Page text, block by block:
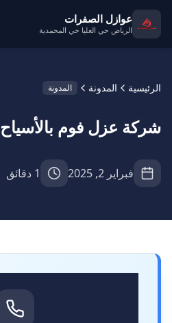
عوازل الصفرات
الرياض حي العليا حي المحمدية
الرئيسية المدونة المدونة
شركة عزل فوم بالأسياح 0506422437
فبراير 2, 2025 1 دقائق